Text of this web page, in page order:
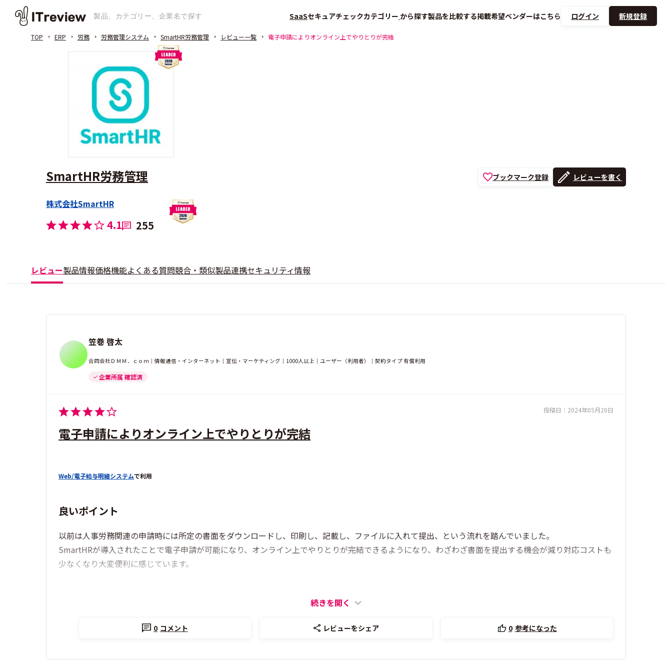
SaaSセキュアチェックカテゴリー から探す製品を比較する掲載希望ベンダーはこちら ログイン 新規登録
TOP ERP 労務 労務管理システム SmartHR労務管理 レビュー一覧 電子申請によりオンライン上でやりとりが完結
SmartHR労務管理
株式会社SmartHR
4.1 255
ブックマーク登録 レビューを書く
レビュー製品情報価格機能よくある質問競合・類似製品連携セキュリティ情報
笠巻 啓太
合同会社ＤＭＭ．ｃｏｍ｜情報通信・インターネット｜宣伝・マーケティング｜1000人以上｜ユーザー（利用者）｜契約タイプ 有償利用
企業所属 確認済
投稿日： 2024年05月20日
電子申請によりオンライン上でやりとりが完結
Web/電子給与明細システムで利用
良いポイント
以前は人事労務関連の申請時には所定の書面をダウンロードし、印刷し、記載し、ファイルに入れて提出、という流れを踏んでいました。
SmartHRが導入されたことで電子申請が可能になり、オンライン上でやりとりが完結できるようになり、わざわざ書面を提出する機会が減り対応コストも
少なくなり大変便利に感じています。
続きを開く
0 コメント レビューをシェア 0 参考になった